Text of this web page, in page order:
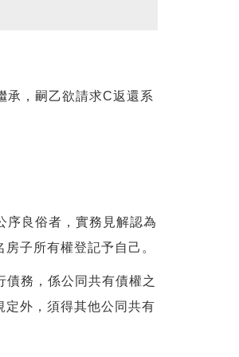
，嗣乙欲請求C返還系
良俗者，實務見解認為
子所有權登記予自己。
務，係公同共有債權之
外，須得其他公同共有